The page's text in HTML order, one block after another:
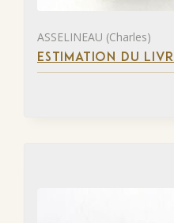
ASSELINEAU (Charles)
ESTIMATION DU